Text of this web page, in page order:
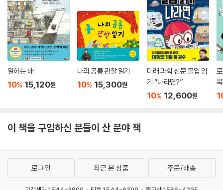
일하는 배
10% 15,120원
나의 공룡 관찰 일기
10% 15,300원
미래 과학 신문 몰입 읽
기 “나라면?”
10% 12,600원
이 책을 구입하신 분들이 산 분야 책
로그인 최근 본 상품 주문/배송